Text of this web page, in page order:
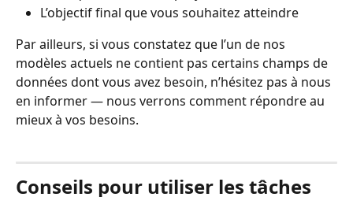
L’objectif final que vous souhaitez atteindre
Par ailleurs, si vous constatez que l’un de nos
modèles actuels ne contient pas certains champs de
données dont vous avez besoin, n’hésitez pas à nous
en informer — nous verrons comment répondre au
mieux à vos besoins.
Conseils pour utiliser les tâches